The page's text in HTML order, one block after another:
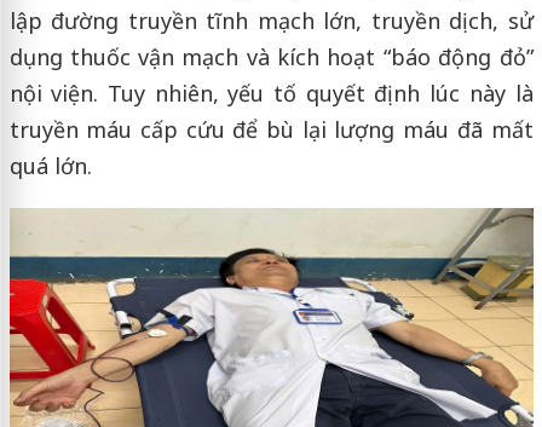
lập đường truyền tĩnh mạch lớn, truyền dịch, sử
dụng thuốc vận mạch và kích hoạt “báo động đỏ”
nội viện. Tuy nhiên, yếu tố quyết định lúc này là
truyền máu cấp cứu để bù lại lượng máu đã mất
quá lớn.